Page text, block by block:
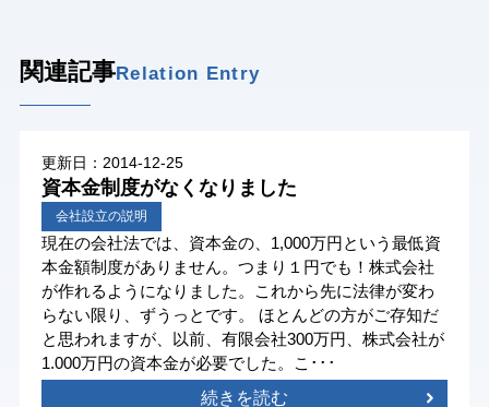
関連記事Relation Entry
更新日：2014-12-25
資本金制度がなくなりました
現在の会社法では、資本金の、1,000万円という最低資
本金額制度がありません。つまり１円でも！株式会社
が作れるようになりました。これから先に法律が変わ
らない限り、ずうっとです。 ほとんどの方がご存知だ
と思われますが、以前、有限会社300万円、株式会社が
1.000万円の資本金が必要でした。こ･･･
会社設立の説明
続きを読む